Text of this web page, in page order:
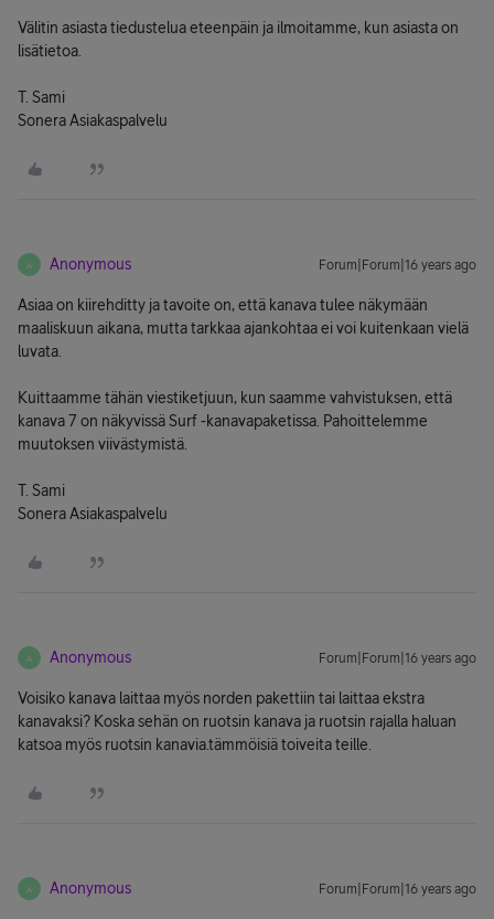
Välitin asiasta tiedustelua eteenpäin ja ilmoitamme, kun asiasta on
lisätietoa.
T. Sami
Sonera Asiakaspalvelu
A Anonymous Forum|Forum|16 years ago
Asiaa on kiirehditty ja tavoite on, että kanava tulee näkymään
maaliskuun aikana, mutta tarkkaa ajankohtaa ei voi kuitenkaan vielä
luvata.
Kuittaamme tähän viestiketjuun, kun saamme vahvistuksen, että
kanava 7 on näkyvissä Surf -kanavapaketissa. Pahoittelemme
muutoksen viivästymistä.
T. Sami
Sonera Asiakaspalvelu
A Anonymous Forum|Forum|16 years ago
Voisiko kanava laittaa myös norden pakettiin tai laittaa ekstra
kanavaksi? Koska sehän on ruotsin kanava ja ruotsin rajalla haluan
katsoa myös ruotsin kanavia.tämmöisiä toiveita teille.
A Anonymous Forum|Forum|16 years ago